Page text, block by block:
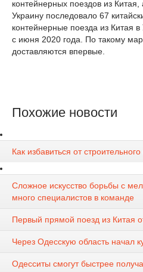
контейнерных поездов из Китая,
Украину последовало 67
контейнерные поезда из Китая
с июня 2020 года. По такому
доставляются впервые.
Похожие новости
Как избавиться от
Сложное искусство борьбы с
много специалистов в команде
Первый прямой поезд из Китая
Через Одесскую область начал
Одесситы смогут быстрее